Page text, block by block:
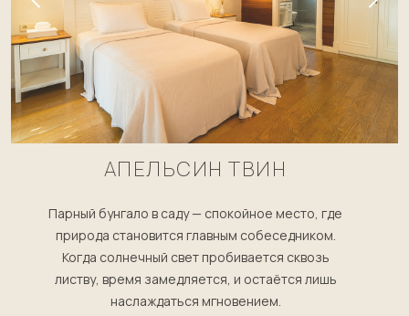
АПЕЛЬСИН ТВИН
Парный бунгало в саду — спокойное место, где
природа становится главным собеседником.
Когда солнечный свет пробивается сквозь
листву, время замедляется, и остаётся лишь
наслаждаться мгновением.